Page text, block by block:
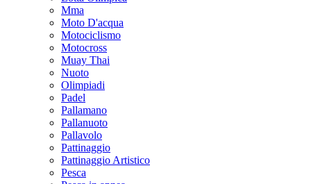
Mma
Moto D'acqua
Motociclismo
Motocross
Muay Thai
Nuoto
Olimpiadi
Padel
Pallamano
Pallanuoto
Pallavolo
Pattinaggio
Pattinaggio Artistico
Pesca